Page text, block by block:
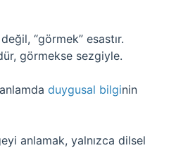
“görmek” esastır.
görmekse sezgiyle.
duygusal bilginin
anlamak, yalnızca dilsel